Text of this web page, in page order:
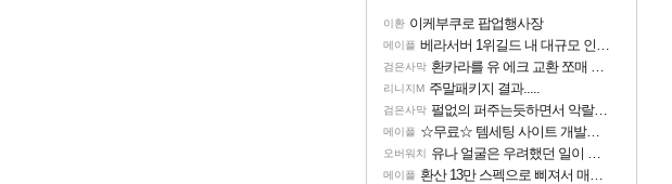
이환 이케부쿠로 팝업행사장
메이플 베라서버 1위길드 내 대규모 인원이탈종용 추정사건
검은사막 환카라를 유 에크 교환 쪼매 서운함..
리니지M 주말패키지 결과.....
검은사막 펄없의 퍼주는듯하면서 악랄한 BM 설계
메이플 ☆무료☆ 템세팅 사이트 개발자입니다
오버워치 유나 얼굴은 우려했던 일이 벌어진 참사 같음
메이플 환산 13만 스펙으로 삐져서 매주 수로 10만점 치고있으면 ㅋㅋ